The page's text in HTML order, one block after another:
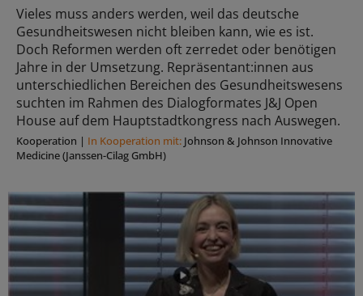
Vieles muss anders werden, weil das deutsche
Gesundheitswesen nicht bleiben kann, wie es ist.
Doch Reformen werden oft zerredet oder benötigen
Jahre in der Umsetzung. Repräsentant:innen aus
unterschiedlichen Bereichen des Gesundheitswesens
suchten im Rahmen des Dialogformates J&J Open
House auf dem Hauptstadtkongress nach Auswegen.
Kooperation | In Kooperation mit: Johnson & Johnson Innovative
Medicine (Janssen-Cilag GmbH)